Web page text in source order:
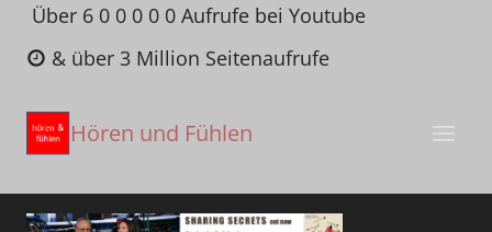
Zum
Inhalt
springen
Über 6 0 0 0 0 0 Aufrufe bei Youtube
& über 3 Million Seitenaufrufe
Hören und Fühlen